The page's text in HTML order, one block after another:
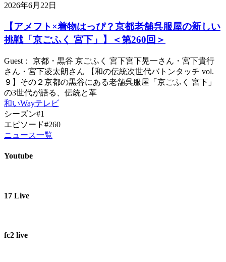
2026年6月22日
【アメフト×着物はっぴ？京都老舗呉服屋の新しい
挑戦「京ごふく 宮下」】＜第260回＞
Guest： 京都・黒谷 京ごふく 宮下宮下晃一さん・宮下貴行
さん・宮下凌太朗さん 【和の伝統次世代バトンタッチ vol.
９】その２京都の黒谷にある老舗呉服屋「京ごふく 宮下」
の3世代が語る、伝統と革
和いWayテレビ
シーズン#1
エピソード#260
ニュース一覧
Youtube
17 Live
fc2 live